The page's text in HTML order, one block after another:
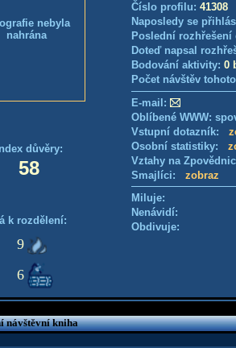
nebyla
nahrána
Index důvěry:
58
k rozdělení:
9
6
Číslo profilu: 41308
Naposledy se
Poslední
Doteď napsal
Bodování aktivity: 0
Počet návštěv
E-mail:
Oblíbené WWW:
Vstupní dotazník:
Osobní statistiky:
Vztahy na
Smajlíci: zobraz
Miluje:
Nenávidí:
Obdivuje:
návštěvní kniha